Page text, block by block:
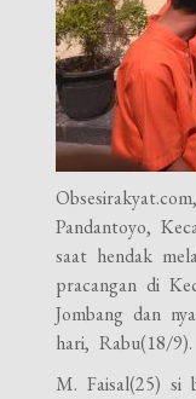
Pandantoyo,
saat hendak
pracangan di
Jombang dan
hari, Rabu(18/9).
M. Faisal(25) si